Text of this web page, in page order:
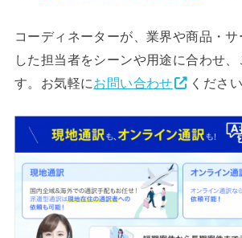
コーディネーターが、業界や商品・
した担当者をシーンや用途に合わせ、
す。お気軽にお問い合わせ ください